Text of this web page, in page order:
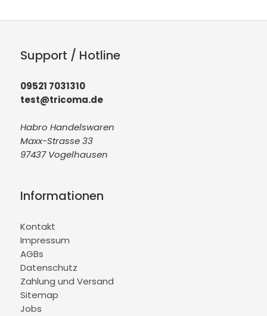
Support / Hotline
09521 7031310
test@tricoma.de
Habro Handelswaren
Maxx-Strasse 33
97437 Vogelhausen
Informationen
Kontakt
Impressum
AGBs
Datenschutz
Zahlung und Versand
Sitemap
Jobs